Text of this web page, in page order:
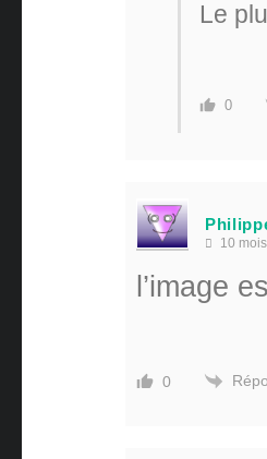
Le
0
10 mois
l’image
0